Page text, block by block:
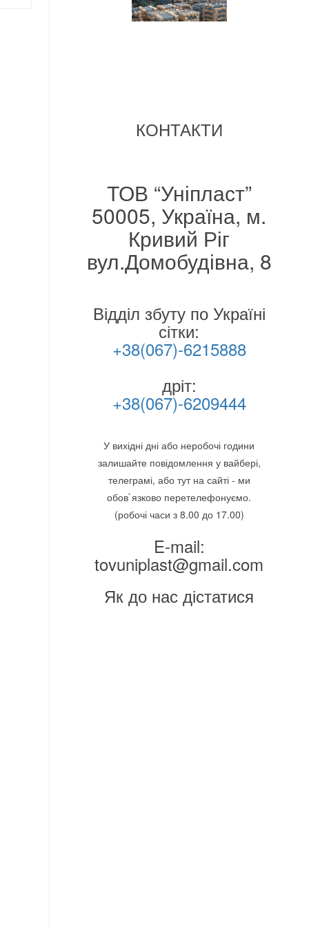
КОНТАКТИ
ТОВ “Уніпласт”
50005, Україна, м.
Кривий Ріг
вул.Домобудівна, 8
Відділ збуту по Україні
сітки:
+38(067)-6215888
дріт:
+38(067)-6209444
У вихідні дні або неробочі години
залишайте повідомлення у вайбері,
телеграмі, або тут на сайті - ми
обов`язково перетелефонуємо.
(робочі часи з 8.00 до 17.00)
E-mail:
tovuniplast@gmail.com
Як до нас дістатися